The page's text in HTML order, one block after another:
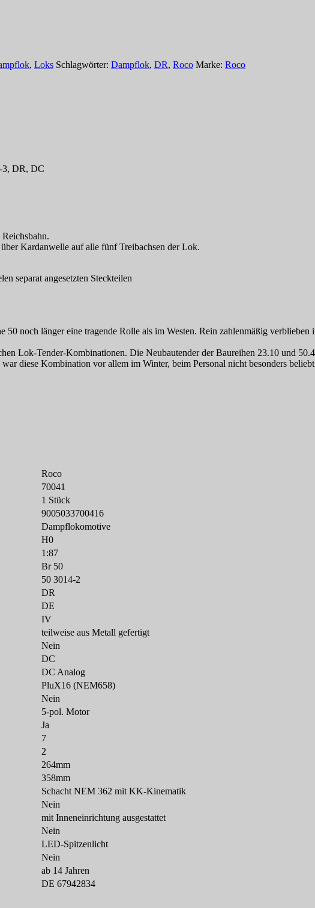
, Loks Schlagwörter: Dampflok, DR, Roco Marke: Roco
3, DR, DC
Kardanwelle auf alle fünf Treibachsen der Lok.
separat angesetzten Steckteilen
50 noch länger eine tragende Rolle als im Westen. Rein zahlenmäßig
Lok-Tender-Kombinationen. Die Neubautender der Baureihen 23.10 und
diese Kombination vor allem im Winter, beim Personal nicht besonders
Roco
70041
1 Stück
9005033700416
Dampflokomotive
H0
1:87
Br 50
50 3014-2
DR
DE
IV
teilweise aus Metall gefertigt
Nein
DC
DC Analog
PluX16 (NEM658)
Nein
5-pol. Motor
Ja
7
2
264mm
358mm
Schacht NEM 362 mit KK-Kinematik
Nein
mit Inneneinrichtung ausgestattet
Nein
LED-Spitzenlicht
Nein
ab 14 Jahren
DE 67942834